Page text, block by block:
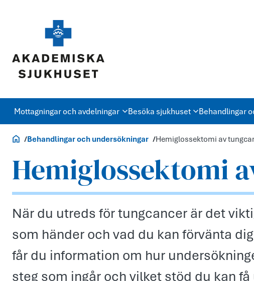
Mottagningar och avdelningar Besöka sjukhuset Behandlingar
Akademiska.se
Behandlingar och undersökningar Hemiglossektomi av
Hemiglossektomi
När du utreds för tungcancer är det
som händer och vad du kan förvänta
får du information om hur
steg som ingår och vilket stöd du kan